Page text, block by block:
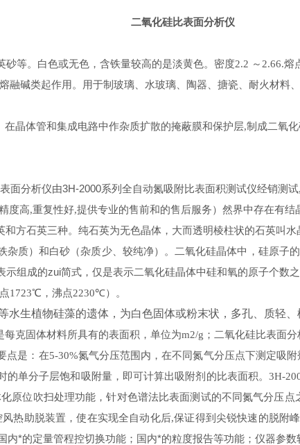
二氧化硅比表面分析仪
等。白色或无色，含铁量较高的是淡黄色。密度2.2 ～ 2.66.熔
融碱类起作用。用于制玻璃、水玻璃、陶器、搪瓷、耐火材料
晶体管和集成电路中作杂质扩散的掩蔽膜和保护层,制成二氧
面分析仪由3H-2000系列 全自动氮吸附比表面积测试仪经销测试,
度高,重复性好,提供专业的售前和的售后服务） 然界中存在有结
方石英三种。纯石英为无色晶体，大而透明棱柱状的石英叫
杂质）和白砂 （杂质少、较纯净） 。二氧化硅晶体中，硅原子的
示组成的zui简式，仅是表示二氧化硅晶体中硅和氧的原子个数
1723℃ ，沸点2230℃）。
水生植物硅藻的遗体，为白色固体或粉末状，多孔、质轻、
克固体材料所具有的表面积，单位为m2/g ；二氧化硅比表面
点是：在5-30%氮气分压范围内，在不同氮气分压点下测定吸
单分子层饱和吸附量，即可计算出吸附剂的比表面积。3H-
原位吹扫处理功能，针对色谱法比表面测试的不同氮气分压
热助脱装置，使在实现全自动化后,保证得到尖锐快速的脱附
内*的定量管程控切换功能；国内*的粒度报告等功能；仪器参